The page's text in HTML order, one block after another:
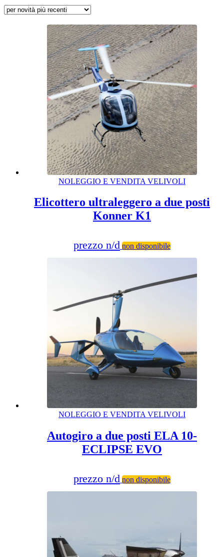
NOLEGGIO E VENDITA VELIVOLI
Elicottero ultraleggero a due posti
Konner K1
prezzo n/d non disponibile
NOLEGGIO E VENDITA VELIVOLI
Autogiro a due posti ELA 10-
ECLIPSE EVO
prezzo n/d non disponibile